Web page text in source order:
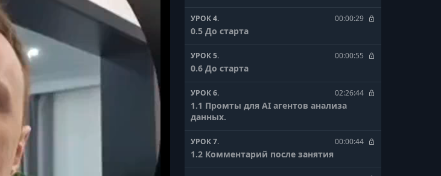
УРОК 4. 00:00:29
0.5 До старта
УРОК 5. 00:00:55
0.6 До старта
УРОК 6. 02:26:44
1.1 Промты для AI агентов анализа
данных.
УРОК 7. 00:00:44
1.2 Комментарий после занятия